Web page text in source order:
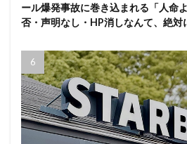
ール爆発事故に巻き込まれる「人命
否・声明なし・HP消しなんて、絶対